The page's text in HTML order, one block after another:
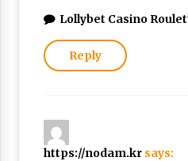
Lollybet Casino
Reply
https://nodam.kr says: